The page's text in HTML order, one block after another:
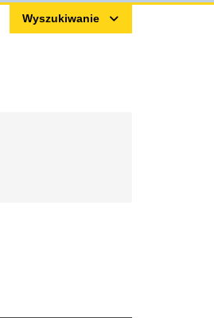
Wyszukiwanie